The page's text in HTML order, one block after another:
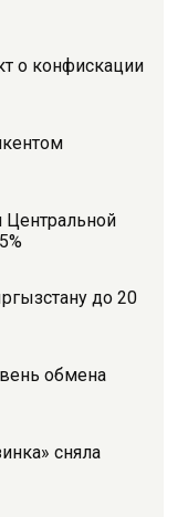
о конфискации
Центральной
до 20
обмена
сняла